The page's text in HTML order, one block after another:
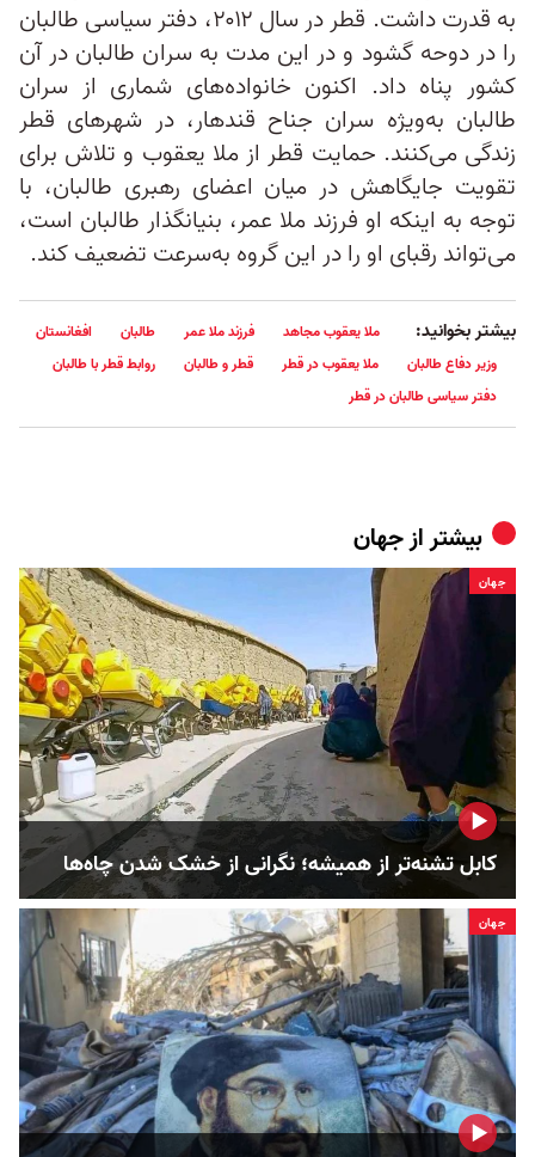
به قدرت داشت. قطر در سال ۲۰۱۲، دفتر سیاسی طالبان
را در دوحه گشود و در این مدت به سران طالبان در آن
کشور پناه داد. اکنون خانواده‌های شماری از سران
طالبان به‌ویژه سران جناح قندهار، در شهرهای قطر
زندگی می‌کنند. حمایت قطر از ملا یعقوب و تلاش برای
تقویت جایگاهش در میان اعضای رهبری طالبان، با
توجه به اینکه او فرزند ملا عمر، بنیانگذار طالبان است،
می‌تواند رقبای او را در این گروه به‌سرعت تضعیف کند.
بیشتر بخوانید: ملا یعقوب مجاهد فرزند ملا عمر طالبان
افغانستان
وزیر دفاع طالبان
ملا یعقوب در قطر قطر و طالبان
روابط قطر با طالبان
دفتر سیاسی طالبان در قطر
بیشتر ازجهان
جهان
کابل تشنه‌تر از همیشه؛ نگرانی از خشک‌ شدن چاه‌ها
جهان